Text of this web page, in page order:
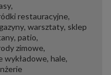
,
restauracyjne,
, warsztaty, sklep
, patio,
zimowe,
wykładowe, hale,